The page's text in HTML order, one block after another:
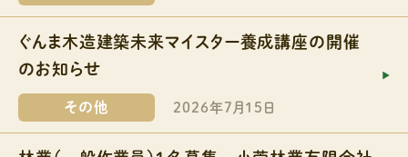
その他
ぐんま木造建築未来マイスター養成講座の開催
のお知らせ
2026年7月15日